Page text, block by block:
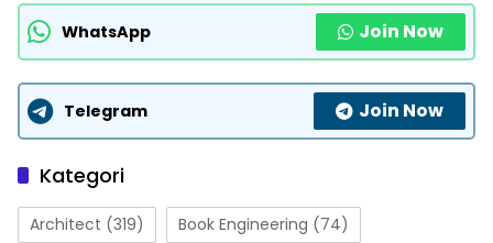
WhatsApp Join Now
Telegram Join Now
Kategori
Architect (319) Book Engineering (74)